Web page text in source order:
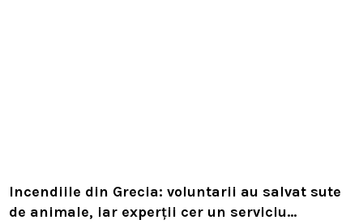
Incendiile din Grecia: voluntarii au salvat sute
de animale, iar experții cer un serviciu